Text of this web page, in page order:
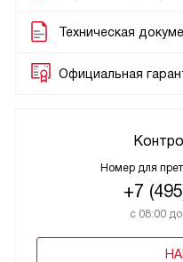
Техническая
Официальная
Номер для
+7
с 08:00